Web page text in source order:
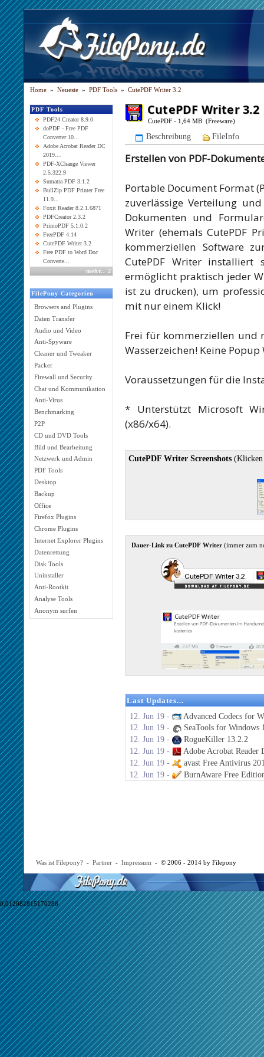
Home » Neueste » PDF Tools » CutePDF Writer 3.2
PDF Tools
PDF24 Creator 8.9.0
doPDF - Free PDF
Converter 10...
Adobe Acrobat Reader DC
2019....
PDF-XChange Viewer
2.5.322.9
Sumatra PDF 3.1.2
BullZip PDF Printer Free
11.9...
Foxit Reader 8.2.1.6871
PDFCreator 2.3.2
PrimoPDF 5.1.0.2
FreePDF 4.14
CutePDF Writer 3.2
Free PDF to Word Doc
Converte...
mehr.. 2
FilePony Categorien
Browsers and Plugins
Daten Transfer
Audio und Video
Anti-Spyware
Cleaner und Tweaker
Packer
Firewall und Security
Chat und Kommunikation
Anti-Virus
Benchmarking
P2P
CD und DVD Tools
Bild und Bearbeitung
Netzwerk und Admin
PDF Tools
Desktop
Backup
Office
Firefox Plugins
Chrome Plugins
Internet Explorer Plugins
Datenrettung
Disk Tools
Uninstaller
Anti-Rootkit
Analyse Tools
Anonym surfen
CutePDF Writer 3.2
CutePDF - 1,64 MB (Freeware)
Beschreibung FileInfo
Erstellen von PDF-
Portable Document Format
zuverlässige Verteilung
Dokumenten und
Writer (ehemals CutePDF
kommerziellen Software
CutePDF Writer installiert
ermöglicht praktisch jeder
ist zu drucken), um
mit nur einem Klick!
Frei für kommerziellen und
Wasserzeichen! Keine Popup
Voraussetzungen für die
* Unterstützt Microsoft
(x86/x64).
CutePDF Writer Screenshots (Klicken
Dauer-Link zu CutePDF Writer (immer zum
Last Updates...
12. Jun 19 -
Advanced Codecs for
12. Jun 19 -
SeaTools for Windows
12. Jun 19 -
RogueKiller 13.2.2
12. Jun 19 -
Adobe Acrobat Reader
12. Jun 19 -
avast Free Antivirus
12. Jun 19 -
BurnAware Free
Was ist Filepony? - Partner - Impressum - © 2006 - 2014 by Filepony
0,012082815170288